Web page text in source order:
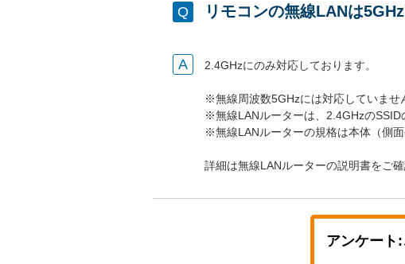
リモコンの無線LANは
2.4GHzにのみ対応しております。
※無線周波数5GHzには対応していませ
※無線LANルーターは、2.4GHzのSSID
※無線LANルーターの規格は本体（側
詳細は無線LANルーターの説明書をご確
アンケート